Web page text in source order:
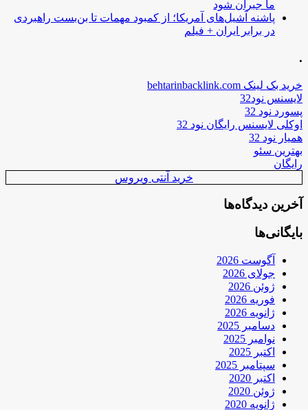
ما جبران شود
پاشنه آشیل‌های آمریکا؛ از کمبود مهمات تا بن‌بست راهبردی
در برابر ایران + فیلم
.
خرید بک لینک behtarinbacklink.com
لایسنس نود32
پسورد نود 32
اوکلی لایسنس رایگان نود 32
همیار نود 32
بهترین سئو
رایگان
خرید آنتی ویروس
آخرین دیدگاه‌ها
بایگانی‌ها
آگوست 2026
جولای 2026
ژوئن 2026
فوریه 2026
ژانویه 2026
دسامبر 2025
نوامبر 2025
اکتبر 2025
سپتامبر 2025
اکتبر 2020
ژوئن 2020
ژانویه 2020